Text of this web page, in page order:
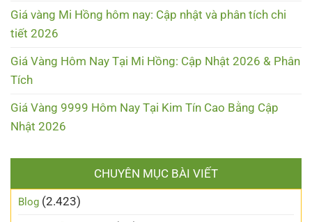
Giá vàng Mi Hồng hôm nay: Cập nhật và phân tích chi
tiết 2026
Giá Vàng Hôm Nay Tại Mi Hồng: Cập Nhật 2026 & Phân
Tích
Giá Vàng 9999 Hôm Nay Tại Kim Tín Cao Bằng Cập
Nhật 2026
CHUYÊN MỤC BÀI VIẾT
Blog (2.423)